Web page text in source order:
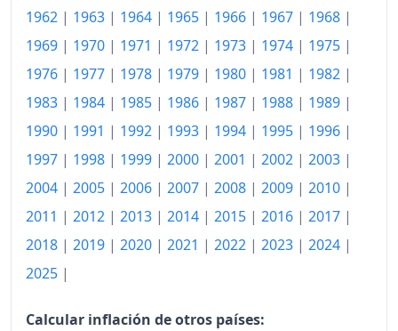
1962 | 1963 | 1964 | 1965 | 1966 | 1967 | 1968 |
1969 | 1970 | 1971 | 1972 | 1973 | 1974 | 1975 |
1976 | 1977 | 1978 | 1979 | 1980 | 1981 | 1982 |
1983 | 1984 | 1985 | 1986 | 1987 | 1988 | 1989 |
1990 | 1991 | 1992 | 1993 | 1994 | 1995 | 1996 |
1997 | 1998 | 1999 | 2000 | 2001 | 2002 | 2003 |
2004 | 2005 | 2006 | 2007 | 2008 | 2009 | 2010 |
2011 | 2012 | 2013 | 2014 | 2015 | 2016 | 2017 |
2018 | 2019 | 2020 | 2021 | 2022 | 2023 | 2024 |
2025 |
Calcular inflación de otros países: